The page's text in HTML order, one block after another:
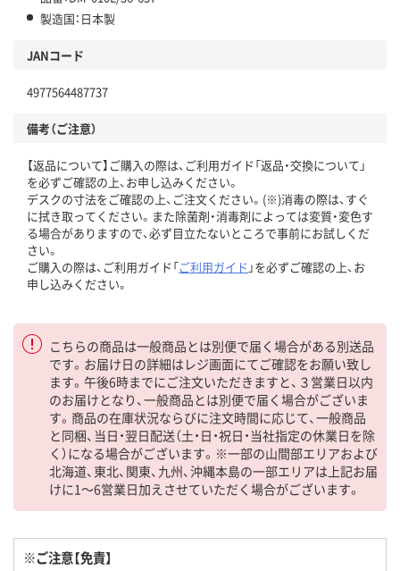
製造国：日本製
JANコード
4977564487737
備考（ご注意）
【返品について】ご購入の際は、ご利用ガイド「返品・交換について」
を必ずご確認の上、お申し込みください。
デスクの寸法をご確認の上、ご注文ください。(※)消毒の際は、すぐ
に拭き取ってください。また除菌剤・消毒剤によっては変質・変色す
る場合がありますので、必ず目立たないところで事前にお試しくだ
さい。
ご購入の際は、ご利用ガイド「ご利用ガイド 」を必ずご確認の上、お
申し込みください。
こちらの商品は一般商品とは別便で届く場合がある別送品
です。お届け日の詳細はレジ画面にてご確認をお願い致し
ます。午後6時までにご注文いただきますと、３営業日以内
のお届けとなり、一般商品とは別便で届く場合がございま
す。商品の在庫状況ならびに注文時間に応じて、一般商品
と同梱、当日・翌日配送（土・日・祝日・当社指定の休業日を除
く）になる場合がございます。※一部の山間部エリアおよび
北海道、東北、関東、九州、沖縄本島の一部エリアは上記お届
けに1～6営業日加えさせていただく場合がございます。
※ご注意【免責】